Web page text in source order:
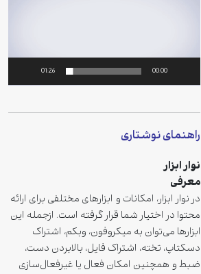
00:00
01:26
راهنمای نوشتاری
نوار ابزار
معرفی
در نوار ابزار، امکانات و ابزارهای مختلفی برای ارائه
محتوا در اختیار شما قرار گرفته است. ازجمله این
ابزارها می‌توان به میکروفون، وبکم، اشتراک
دسکتاپ، تخته، اشتراک فایل، بالابردن دست،
ضبط و همچنین امکان فعال یا غیرفعال‌سازی